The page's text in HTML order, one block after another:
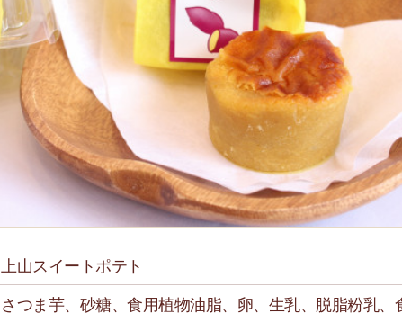
上山スイートポテト
さつま芋、砂糖、食用植物油脂、卵、生乳、脱脂粉乳